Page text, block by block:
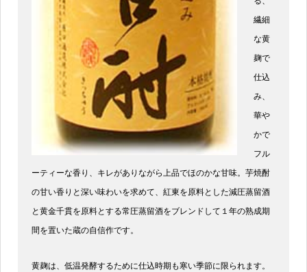
繊細
な黄
麹で
仕込
み、
華や
かで
フル
ーティーな香り、キレがありながら上品でほのかな甘味。芋焼酎
の甘い香りと深い味わいを求めて、紅東を原料とした減圧蒸留酒
と黄金千貫を原料とする常圧蒸留酒をブレンドして１年の熟成期
間を置いた蔵の自信作です。
黄麹は、低温発酵するために仕込時期も寒い季節に限られます。